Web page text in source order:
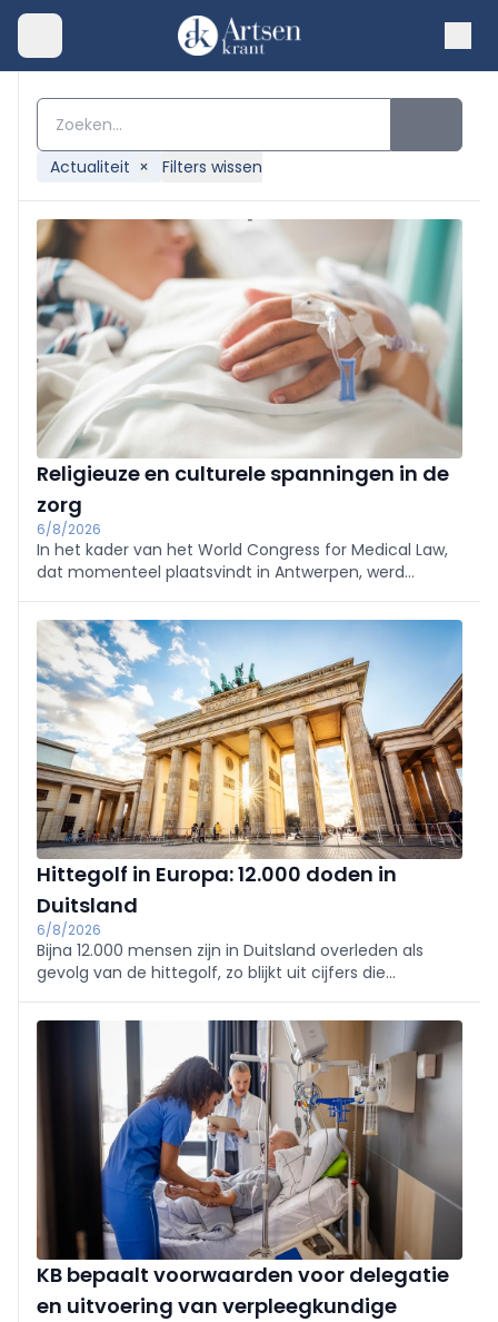
Actualiteit × Filters wissen
Religieuze en culturele spanningen in de
zorg
6/8/2026
In het kader van het World Congress for Medical Law,
dat momenteel plaatsvindt in Antwerpen, werd
Gezondheidsrecht en Religieuze Diversiteit officieel
boven de doopvont gehouden.
Hittegolf in Europa: 12.000 doden in
Duitsland
6/8/2026
Bijna 12.000 mensen zijn in Duitsland overleden als
gevolg van de hittegolf, zo blijkt uit cijfers die
Instituut.
KB bepaalt voorwaarden voor delegatie
en uitvoering van verpleegkundige